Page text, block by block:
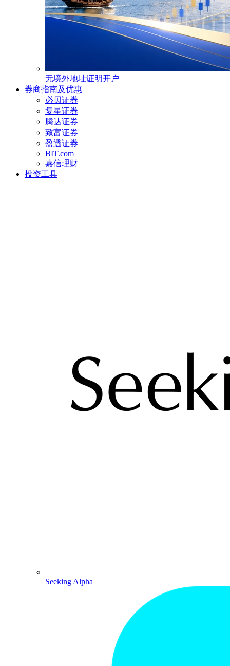
无境外地址证明开户
券商指南及优惠
必贝证券
复星证券
腾达证券
致富证券
盈透证券
BIT.com
嘉信理财
投资工具
Seeking Alpha